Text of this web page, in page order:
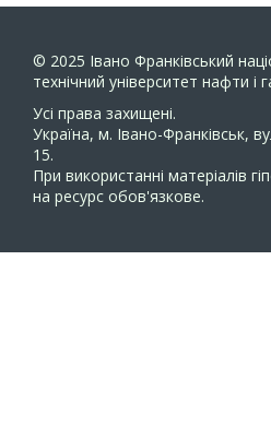
© 2025 Івано Франківський
технічний університет нафти і
Усi права захищенi.
Україна, м. Івано-Франківськ,
15.
При використанні матеріалів
на ресурс обов'язкове.